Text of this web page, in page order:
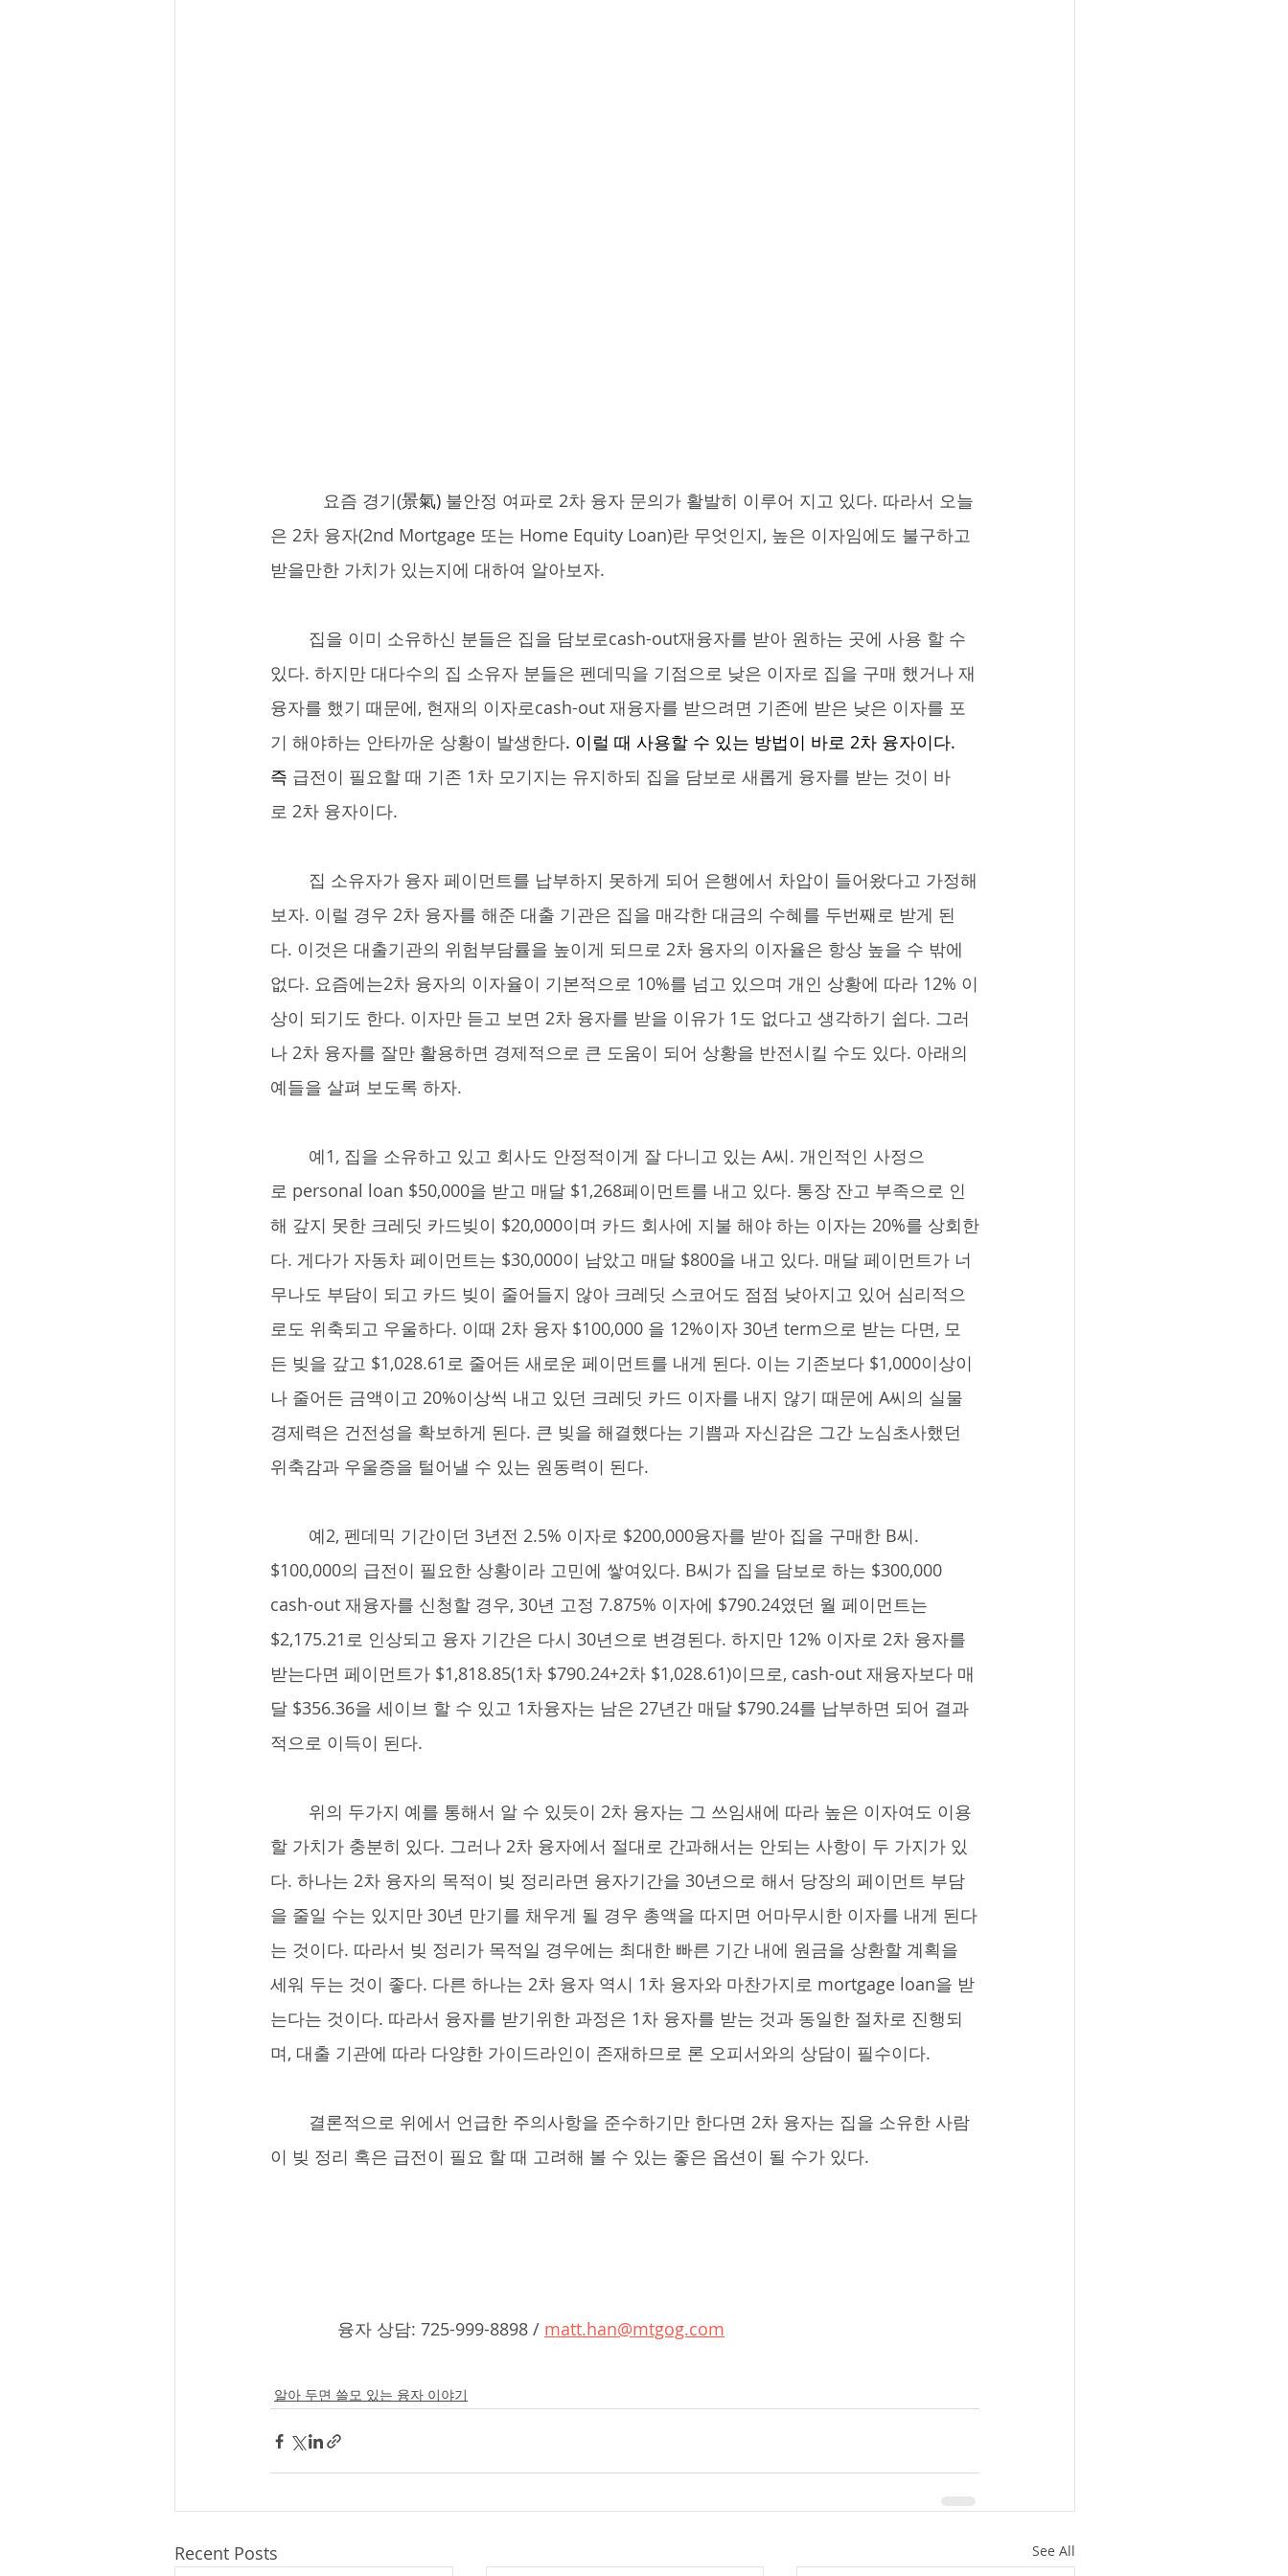
	   요즘 경기(
景氣) 불안정 여파로 2차 융자 문의가 활발히 이루어 지고 있다. 따라서 오늘
은 2차 융자(2nd Mortgage 또는 Home Equity Loan)란 무엇인지, 높은 이자임에도 불구하고
받을만한 가치가 있는지에 대하여 알아보자.
있다. 하지만 대다수의 집 소유자 분들은 펜데믹을 기점으로 낮은 이자로 집을 구매 했거나 재
융자를 했기 때문에, 현재의 이자로cash-out 재융자를 받으려면 기존에 받은 낮은 이자를 포
기 해야하는 안타까운 상황이 발생한다. 이럴 때 사용할 수 있는 방법이 바로 2차 융자이다.
즉 급전이 필요할 때 기존 1차 모기지는 유지하되 집을 담보로 새롭게 융자를 받는 것이 바
로 2차 융자이다.
보자. 이럴 경우 2차 융자를 해준 대출 기관은 집을 매각한 대금의 수혜를 두번째로 받게 된
다. 이것은 대출기관의 위험부담률을 높이게 되므로 2차 융자의 이자율은 항상 높을 수 밖에
없다. 요즘에는2차 융자의 이자율이 기본적으로 10%를 넘고 있으며 개인 상황에 따라 12% 이
상이 되기도 한다. 이자만 듣고 보면 2차 융자를 받을 이유가 1도 없다고 생각하기 쉽다. 그러
나 2차 융자를 잘만 활용하면 경제적으로 큰 도움이 되어 상황을 반전시킬 수도 있다. 아래의
예들을 살펴 보도록 하자.
로 personal loan $50,000을 받고 매달 $1,268페이먼트를 내고 있다. 통장 잔고 부족으로 인
해 갚지 못한 크레딧 카드빚이 $20,000이며 카드 회사에 지불 해야 하는 이자는 20%를 상회한
다. 게다가 자동차 페이먼트는 $30,000이 남았고 매달 $800을 내고 있다. 매달 페이먼트가 너
무나도 부담이 되고 카드 빚이 줄어들지 않아 크레딧 스코어도 점점 낮아지고 있어 심리적으
로도 위축되고 우울하다. 이때 2차 융자 $100,000 을 12%이자 30년 term으로 받는 다면, 모
든 빚을 갚고 $1,028.61로 줄어든 새로운 페이먼트를 내게 된다. 이는 기존보다 $1,000이상이
나 줄어든 금액이고 20%이상씩 내고 있던 크레딧 카드 이자를 내지 않기 때문에 A씨의 실물
경제력은 건전성을 확보하게 된다. 큰 빚을 해결했다는 기쁨과 자신감은 그간 노심초사했던
위축감과 우울증을 털어낼 수 있는 원동력이 된다.
$100,000의 급전이 필요한 상황이라 고민에 쌓여있다. B씨가 집을 담보로 하는 $300,000
cash-out 재융자를 신청할 경우, 30년 고정 7.875% 이자에 $790.24였던 월 페이먼트는
$2,175.21로 인상되고 융자 기간은 다시 30년으로 변경된다. 하지만 12% 이자로 2차 융자를
받는다면 페이먼트가 $1,818.85(1차 $790.24+2차 $1,028.61)이므로, cash-out 재융자보다 매
달 $356.36을 세이브 할 수 있고 1차융자는 남은 27년간 매달 $790.24를 납부하면 되어 결과
적으로 이득이 된다.
할 가치가 충분히 있다. 그러나 2차 융자에서 절대로 간과해서는 안되는 사항이 두 가지가 있
다. 하나는 2차 융자의 목적이 빚 정리라면 융자기간을 30년으로 해서 당장의 페이먼트 부담
을 줄일 수는 있지만 30년 만기를 채우게 될 경우 총액을 따지면 어마무시한 이자를 내게 된다
는 것이다. 따라서 빚 정리가 목적일 경우에는 최대한 빠른 기간 내에 원금을 상환할 계획을
세워 두는 것이 좋다. 다른 하나는 2차 융자 역시 1차 융자와 마찬가지로 mortgage loan을 받
는다는 것이다. 따라서 융자를 받기위한 과정은 1차 융자를 받는 것과 동일한 절차로 진행되
며, 대출 기관에 따라 다양한 가이드라인이 존재하므로 론 오피서와의 상담이 필수이다.
이 빚 정리 혹은 급전이 필요 할 때 고려해 볼 수 있는 좋은 옵션이 될 수가 있다.
융자 상담: 725-999-8898 / matt.han@mtgog.com
알아 두면 쓸모 있는 융자 이야기
Recent Posts See All